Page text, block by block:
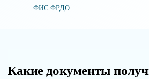
ФИС ФРДО
Какие документы